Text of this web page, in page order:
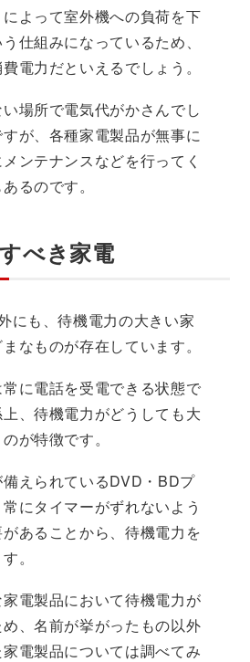
よって室外機への負荷を下
仕組みになっているため、
電力だといえるでしょう。
場所で電気代がかさんでし
が、各種家電製品が無事に
ンテナンスなどを行ってく
るのです。
べき家電
にも、待機電力の大きい家
なものが存在しています。
に電話を受電できる状態で
、待機電力がどうしても大
が特徴です。
えられているDVD・BDプ
にタイマーがずれないよう
あることから、待機電力を
。
電製品において待機電力が
、名前が挙がったもの以外
電製品については調べてみ